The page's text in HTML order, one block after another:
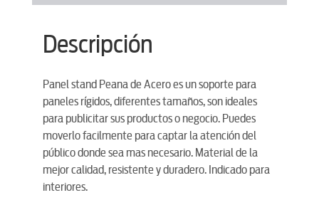
Descripción
Panel stand Peana de Acero es un soporte para
paneles rígidos, diferentes tamaños, son ideales
para publicitar sus productos o negocio. Puedes
moverlo facilmente para captar la atención del
público donde sea mas necesario. Material de la
mejor calidad, resistente y duradero. Indicado para
interiores.